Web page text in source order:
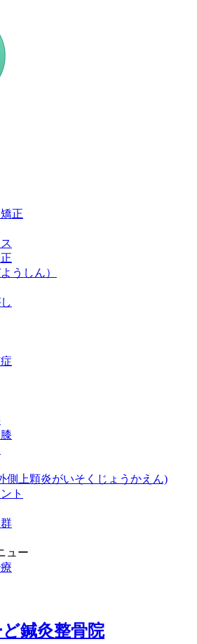
正
うしん）
側上顆炎がいそくじょうかえん)
ト
ュー